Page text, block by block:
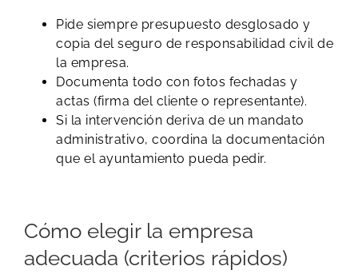
Pide siempre presupuesto desglosado y
copia del seguro de responsabilidad civil de
la empresa.
Documenta todo con fotos fechadas y
actas (firma del cliente o representante).
Si la intervención deriva de un mandato
administrativo, coordina la documentación
que el ayuntamiento pueda pedir.
Cómo elegir la empresa
adecuada (criterios rápidos)